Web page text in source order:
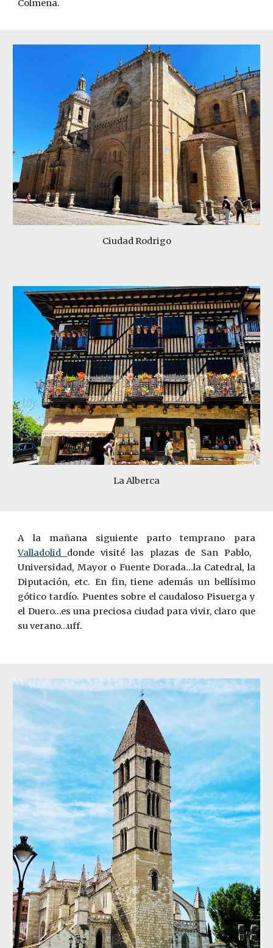
Colmena.
Ciudad Rodrigo
La Alberca
A la mañana siguiente parto temprano para
Valladolid donde visité las plazas de San Pablo,
Universidad, Mayor o Fuente Dorada…la Catedral, la
Diputación, etc. En fin, tiene además un bellísimo
gótico tardío. Puentes sobre el caudaloso Pisuerga y
el Duero…es una preciosa ciudad para vivir, claro que
su verano…uff.